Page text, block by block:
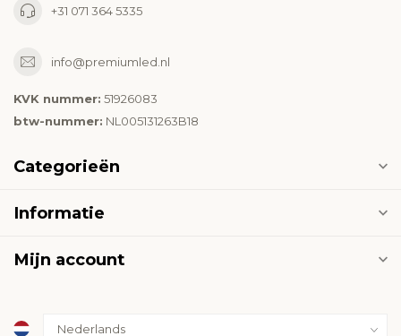
+31 071 364 5335
info@premiumled.nl
KVK nummer: 51926083
btw-nummer: NL005131263B18
Categorieën
Informatie
Mijn account